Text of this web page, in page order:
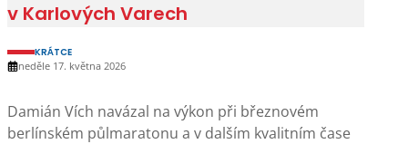
v Karlových Varech
KRÁTCE
neděle 17. května 2026
Damián Vích navázal na výkon při březnovém
berlínském půlmaratonu a v dalším kvalitním čase